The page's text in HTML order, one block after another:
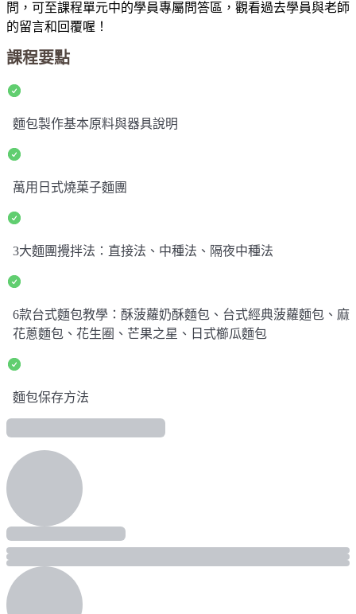
問，可至課程單元中的學員專屬問答區，觀看過去學員與老師
的留言和回覆喔！
課程要點
麵包製作基本原料與器具說明
萬用日式燒菓子麵團
3大麵團攪拌法：直接法、中種法、隔夜中種法
6款台式麵包教學：酥菠蘿奶酥麵包、台式經典菠蘿麵包、麻
花蔥麵包、花生圈、芒果之星、日式櫛瓜麵包
麵包保存方法